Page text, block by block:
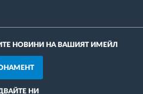
НОВИНИ НА ВАШИЯТ ИМЕЙЛ
НИ